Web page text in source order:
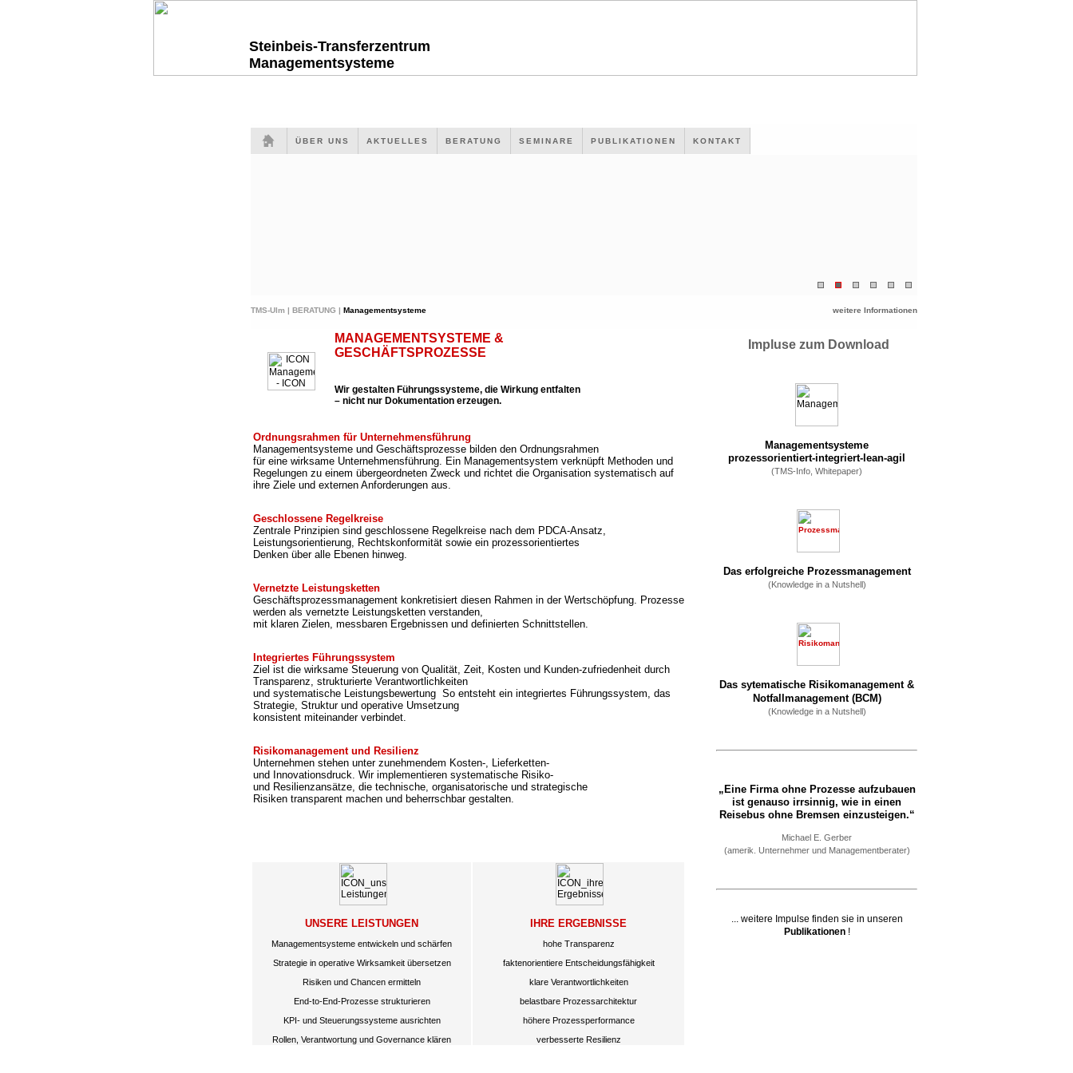
Steinbeis-Transferzentrum
Managementsysteme
ÜBER UNS AKTUELLES BERATUNG SEMINARE PUBLIKATIONEN KONTAKT
TMS-Ulm | BERATUNG | Managementsysteme weitere Informationen
MANAGEMENTSYSTEME &
GESCHÄFTSPROZESSE
Wir gestalten Führungssysteme, die Wirkung entfalten
– nicht nur Dokumentation erzeugen.
Ordnungsrahmen für Unternehmensführung
Managementsysteme und Geschäftsprozesse bilden den Ordnungsrahmen
für eine wirksame Unternehmensführung. Ein Managementsystem verknüpft Methoden und
Regelungen zu einem übergeordneten Zweck und richtet die Organisation systematisch auf
ihre Ziele und externen Anforderungen aus.
Geschlossene Regelkreise
Zentrale Prinzipien sind geschlossene Regelkreise nach dem PDCA-Ansatz,
Leistungsorientierung, Rechtskonformität sowie ein prozessorientiertes
Denken über alle Ebenen hinweg.
Vernetzte Leistungsketten
Geschäftsprozessmanagement konkretisiert diesen Rahmen in der Wertschöpfung. Prozesse
werden als vernetzte Leistungsketten verstanden,
mit klaren Zielen, messbaren Ergebnissen und definierten Schnittstellen.
Integriertes Führungssystem
Ziel ist die wirksame Steuerung von Qualität, Zeit, Kosten und Kunden-zufriedenheit durch
Transparenz, strukturierte Verantwortlichkeiten
und systematische Leistungsbewertung So entsteht ein integriertes Führungssystem, das
Strategie, Struktur und operative Umsetzung
konsistent miteinander verbindet.
Risikomanagement und Resilienz
Unternehmen stehen unter zunehmendem Kosten-, Lieferketten-
und Innovationsdruck. Wir implementieren systematische Risiko-
und Resilienzansätze, die technische, organisatorische und strategische
Risiken transparent machen und beherrschbar gestalten.
UNSERE LEISTUNGEN
Managementsysteme entwickeln und schärfen
Strategie in operative Wirksamkeit übersetzen
Risiken und Chancen ermitteln
End-to-End-Prozesse strukturieren
KPI- und Steuerungssysteme ausrichten
Rollen, Verantwortung und Governance klären
IHRE ERGEBNISSE
hohe Transparenz
faktenorientiere Entscheidungsfähigkeit
klare Verantwortlichkeiten
belastbare Prozessarchitektur
höhere Prozessperformance
verbesserte Resilienz
Impluse zum Download
Managementsysteme
prozessorientiert-integriert-lean-agil
(TMS-Info, Whitepaper)
Das erfolgreiche Prozessmanagement
(Knowledge in a Nutshell)
Das sytematische Risikomanagement &
Notfallmanagement (BCM)
(Knowledge in a Nutshell)
„Eine Firma ohne Prozesse aufzubauen
ist genauso irrsinnig, wie in einen
Reisebus ohne Bremsen einzusteigen.“
Michael E. Gerber
(amerik. Unternehmer und Managementberater)
... weitere Impulse finden sie in unseren
Publikationen!